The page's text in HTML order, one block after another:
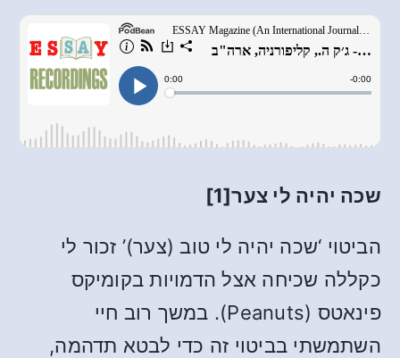
שכה יהיה לי צער[1]
הביטוי ‘שכה יהיה לי טוב (צער)’ זכור לי
כקללה שכיחה אצל הדמויות בקומיקס
פינאטס (Peanuts). במשך רוב חיי
השתמשתי בביטוי זה כדי לבטא תדהמה,